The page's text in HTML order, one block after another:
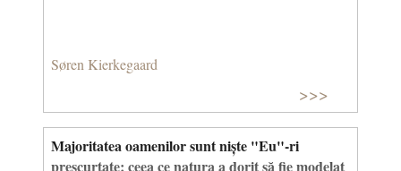
Søren Kierkegaard
>>>
Majoritatea oamenilor sunt niște "Eu"-ri
prescurtate; ceea ce natura a dorit să fie modelat